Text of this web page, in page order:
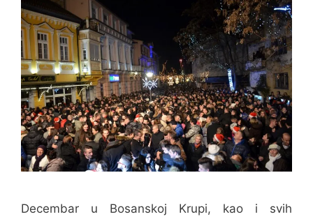
Decembar u Bosanskoj Krupi, kao i svih